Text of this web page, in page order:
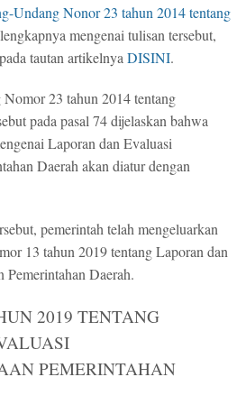
Undang Nonor 23 tahun 2014 tentang
mengenai tulisan tersebut,
tautan artikelnya DISINI.
23 tahun 2014 tentang
pada pasal 74 dijelaskan bahwa
Laporan dan Evaluasi
Daerah akan diatur dengan
pemerintah telah mengeluarkan
13 tahun 2019 tentang Laporan dan
Pemerintahan Daerah.
2019 TENTANG
PEMERINTAHAN